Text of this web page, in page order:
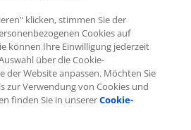
|Datenschutz|AGB
klicken, stimmen Sie der
Cookies auf
können Ihre Einwilligung jederzeit
über die Cookie-
der Website anpassen. Möchten Sie
zur Verwendung von Cookies und
finden Sie in unsererCookie-